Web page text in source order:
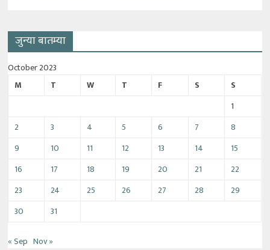
जुन्या बातम्या
October 2023
M
T W T F S
S
1
2
3 4 5 6 7
8
9
10 11 12 13 14
15
16
17 18 19 20 21
22
23
24 25 26 27 28
29
30
31
« Sep Nov »